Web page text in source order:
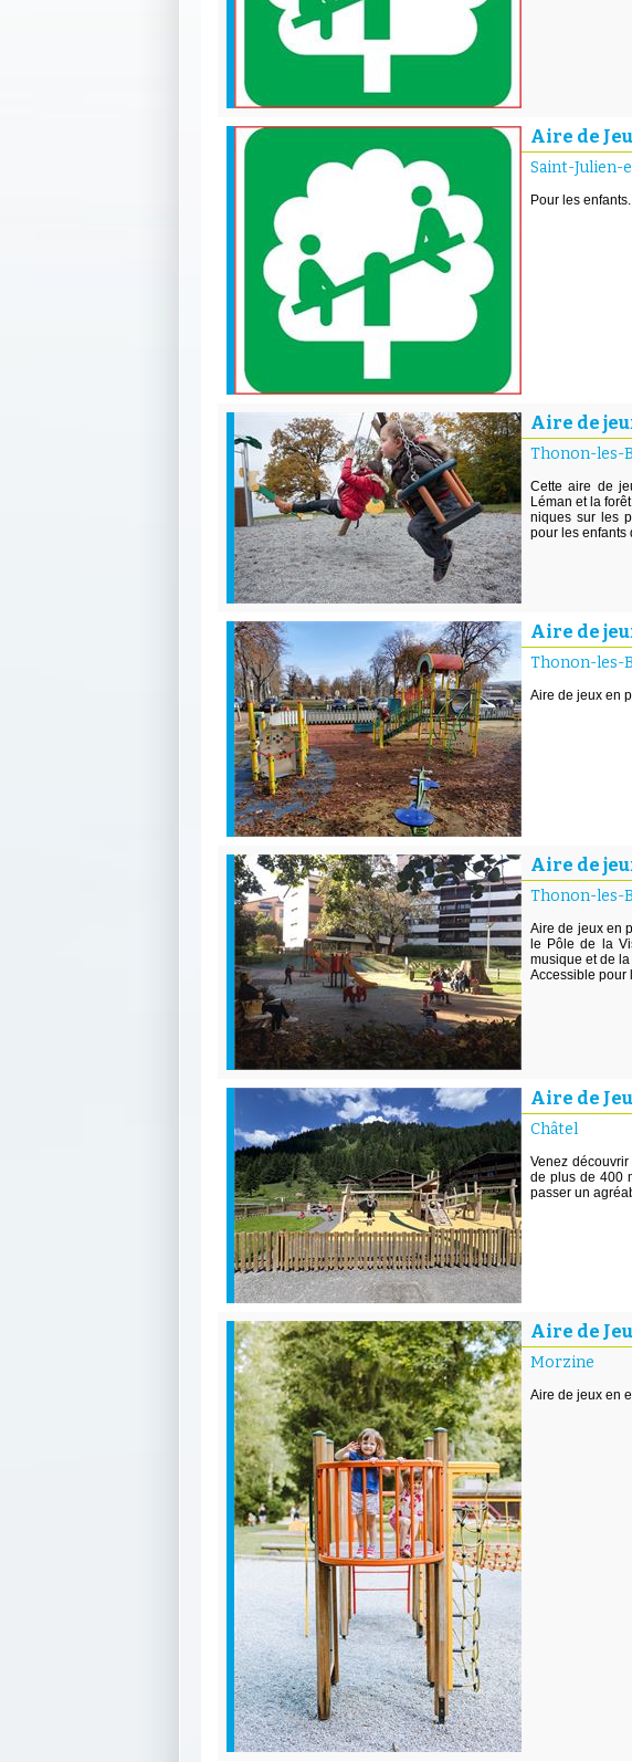
Aire de
Saint-Julien-
Pour les enfants.
Aire de
Thonon-les-
Cette aire de
Léman et la
niques sur les
pour les enfants
Aire de
Thonon-les-
Aire de jeux en
Aire de
Thonon-les-
Aire de jeux en
le Pôle de la
musique et de la
Accessible pour
Aire de
Châtel
Venez
de plus de 400
passer un
Aire de
Morzine
Aire de jeux en